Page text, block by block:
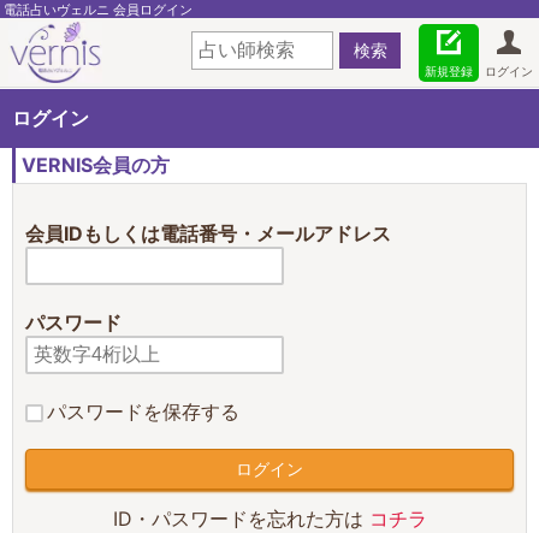
電話占いヴェルニ 会員ログイン
ログイン
新規登録
ログイン
VERNIS会員の方
会員IDもしくは電話番号・メールアドレス
パスワード
パスワードを保存する
ID・パスワードを忘れた方は コチラ